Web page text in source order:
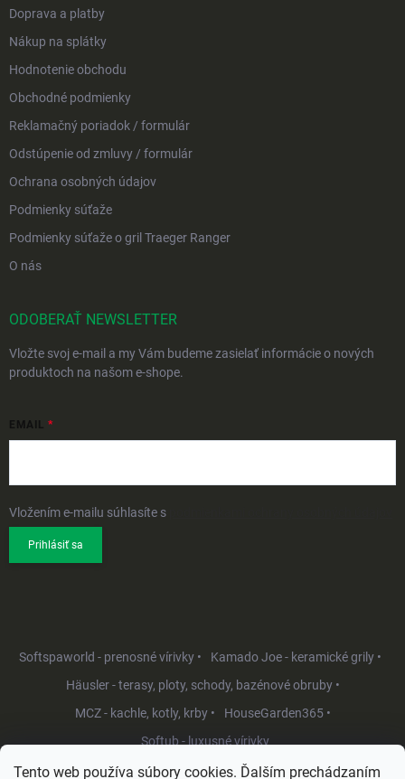
Tento web používa súbory cookies. Ďalším prechádzaním
Doprava a platby
Nákup na splátky
Hodnotenie obchodu
Obchodné podmienky
Reklamačný poriadok / formulár
Odstúpenie od zmluvy / formulár
Ochrana osobných údajov
Podmienky súťaže
Podmienky súťaže o gril Traeger Ranger
O nás
ODOBERAŤ NEWSLETTER
Vložte svoj e-mail a my Vám budeme zasielať informácie o nových
produktoch na našom e-shope.
EMAIL
Vložením e-mailu súhlasíte s
Prihlásiť sa
Softspaworld - prenosné vírivky •
Kamado Joe - keramické grily •
Häusler - terasy, ploty, schody, bazénové obruby •
MCZ - kachle, kotly, krby •
HouseGarden365 •
Softub - luxusné vírivky